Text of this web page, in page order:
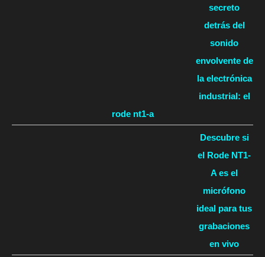
secreto
detrás del
sonido
envolvente de
la electrónica
industrial: el
rode nt1-a
Descubre si
el Rode NT1-
A es el
micrófono
ideal para tus
grabaciones
en vivo